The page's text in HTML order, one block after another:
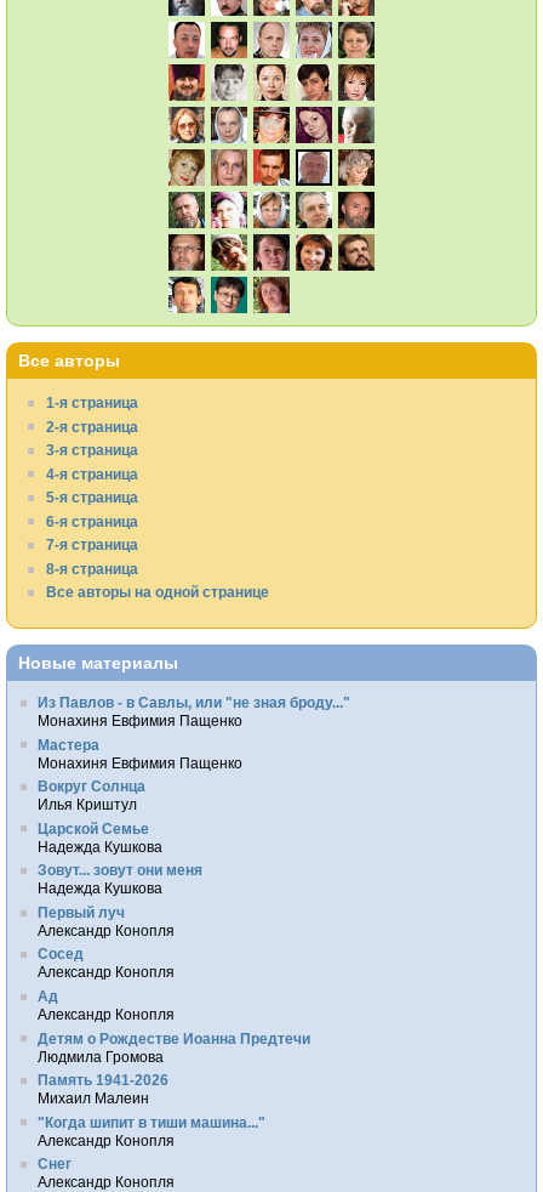
Все авторы
1-я страница
2-я страница
3-я страница
4-я страница
5-я страница
6-я страница
7-я страница
8-я страница
Все авторы на одной странице
Новые материалы
Из Павлов - в Савлы, или "не зная броду..."
Монахиня Евфимия Пащенко
Мастера
Монахиня Евфимия Пащенко
Вокруг Солнца
Илья Криштул
Царской Семье
Надежда Кушкова
Зовут... зовут они меня
Надежда Кушкова
Первый луч
Александр Конопля
Сосед
Александр Конопля
Ад
Александр Конопля
Детям о Рождестве Иоанна Предтечи
Людмила Громова
Память 1941-2026
Михаил Малеин
"Когда шипит в тиши машина..."
Александр Конопля
Снег
Александр Конопля